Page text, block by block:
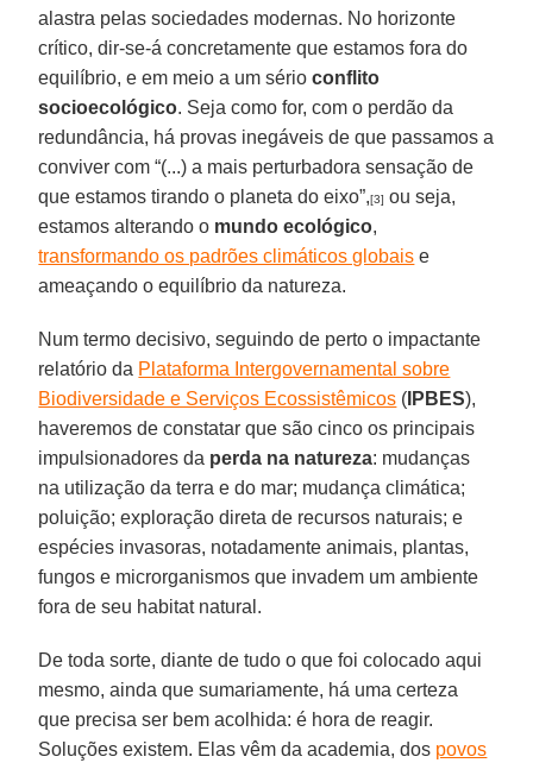
alastra pelas sociedades modernas. No horizonte
crítico, dir-se-á concretamente que estamos fora do
equilíbrio, e em meio a um sérioconflito
socioecológico. Seja como for, com o perdão da
redundância, há provas inegáveis de que passamos a
conviver com “(...) a mais perturbadora sensação de
que estamos tirando o planeta do eixo”,[3] ou seja,
estamos alterando o mundo ecológico,
transformando os padrões climáticos globais e
ameaçando o equilíbrio da natureza.
Num termo decisivo, seguindo de perto o impactante
relatório da Plataforma Intergovernamental sobre
Biodiversidade e Serviços Ecossistêmicos ( IPBES),
haveremos de constatar que são cinco os principais
impulsionadores da perda na natureza: mudanças
na utilização da terra e do mar; mudança climática;
poluição; exploração direta de recursos naturais; e
espécies invasoras, notadamente animais, plantas,
fungos e microrganismos que invadem um ambiente
fora de seu habitat natural.
De toda sorte, diante de tudo o que foi colocado aqui
mesmo, ainda que sumariamente, há uma certeza
que precisa ser bem acolhida: é hora de reagir.
Soluções existem. Elas vêm da academia, dos povos